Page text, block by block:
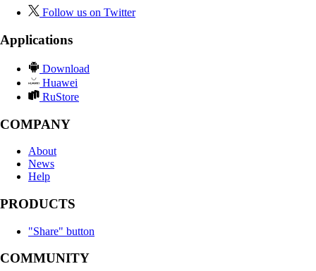
Follow us on Twitter
Applications
Download
Huawei
RuStore
COMPANY
About
News
Help
PRODUCTS
"Share" button
COMMUNITY